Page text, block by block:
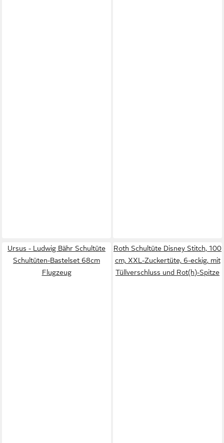
Ursus - Ludwig Bähr Schultüte
Schultüten-Bastelset 68cm
Flugzeug
Roth Schultüte Disney Stitch, 100
cm, XXL-Zuckertüte, 6-eckig, mit
Tüllverschluss und Rot(h)-Spitze